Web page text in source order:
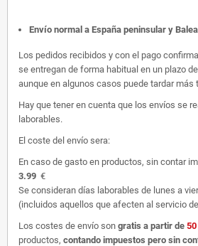
Envío normal a España peninsular y
Los pedidos recibidos y con el pago
se entregan de forma habitual en un plazo
aunque en algunos casos puede tardar más
Hay que tener en cuenta que los envíos se
laborables.
El coste del envío sera:
En caso de gasto en productos, sin contar
3.99 €
Se consideran días laborables de lunes a
(incluidos aquellos que afecten al servicio
Los costes de envío son gratis a partir de 50
productos, contando impuestos pero sin